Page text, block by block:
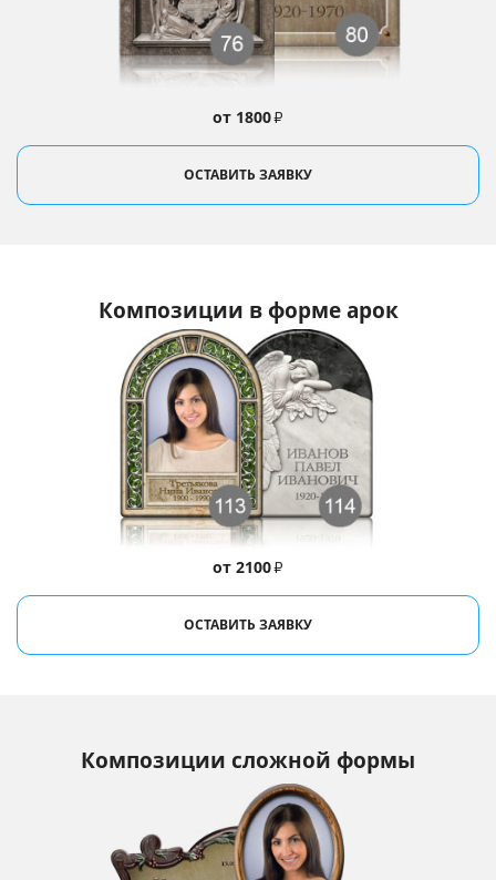
от 1800₽
ОСТАВИТЬ ЗАЯВКУ
Композиции в форме арок
от 2100₽
ОСТАВИТЬ ЗАЯВКУ
Композиции сложной формы